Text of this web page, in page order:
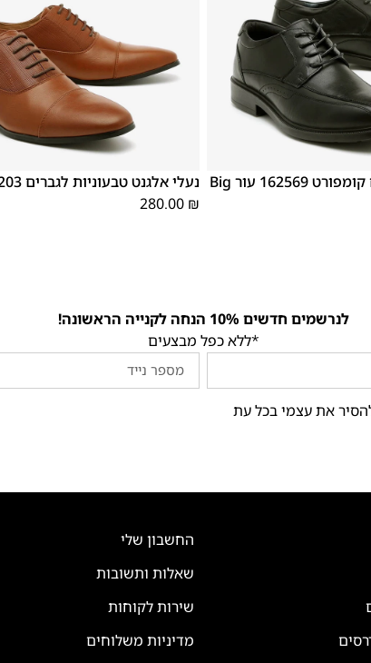
נעלי אלגנט לגברים קומפורט 162569 עור Big נעלי אלגנט טבעוניות לגברים 196203 חום
280.00 ₪
לנרשמים חדשים 10% הנחה לקנייה הראשונה!
*ללא כפל מבצעים
את עצמי בכל עת
החשבון שלי
שאלות ותשובות
שירות לקוחות
מדיניות משלוחים